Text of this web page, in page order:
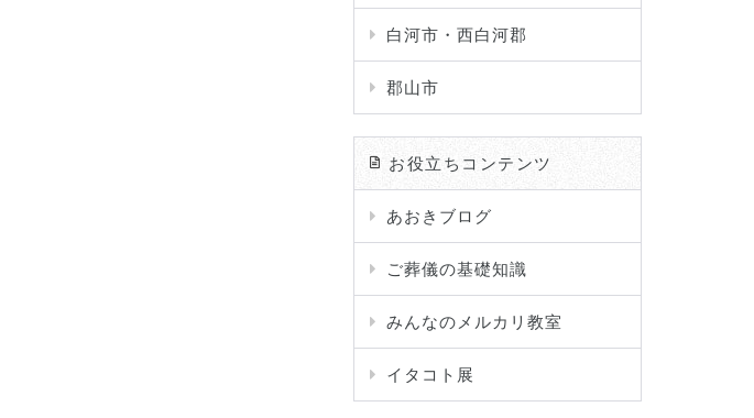
白河市・西白河郡
郡山市
お役立ちコンテンツ
あおきブログ
ご葬儀の基礎知識
みんなのメルカリ教室
イタコト展